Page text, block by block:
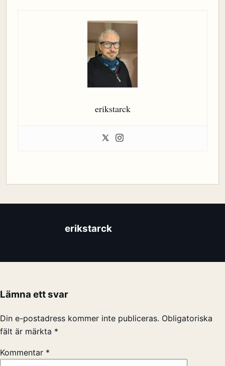
erikstarck
erikstarck
Lämna ett svar
Din e-postadress kommer inte publiceras. Obligatoriska
fält är märkta *
Kommentar *